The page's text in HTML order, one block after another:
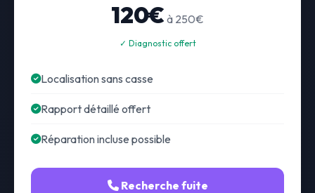
120€ à 250€
✓ Diagnostic offert
Localisation sans casse
Rapport détaillé offert
Réparation incluse possible
Recherche fuite